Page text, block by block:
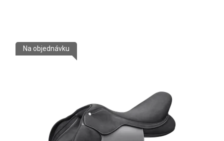
Na objednávku